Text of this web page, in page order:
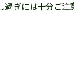
過ぎには十分ご注